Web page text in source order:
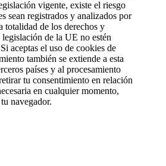
vigente, existe el riesgo
sean registrados y analizados por
totalidad de los derechos y
de la UE no estén
aceptas el uso de cookies de
también se extiende a esta
países y al procesamiento
tu consentimiento en relación
en cualquier momento,
navegador.